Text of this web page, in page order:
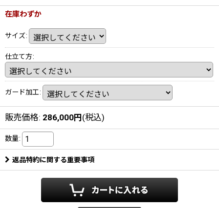
在庫わずか
サイズ:
仕立て方:
ガード加工:
販売価格: 286,000円(税込)
数量:
返品特約に関する重要事項